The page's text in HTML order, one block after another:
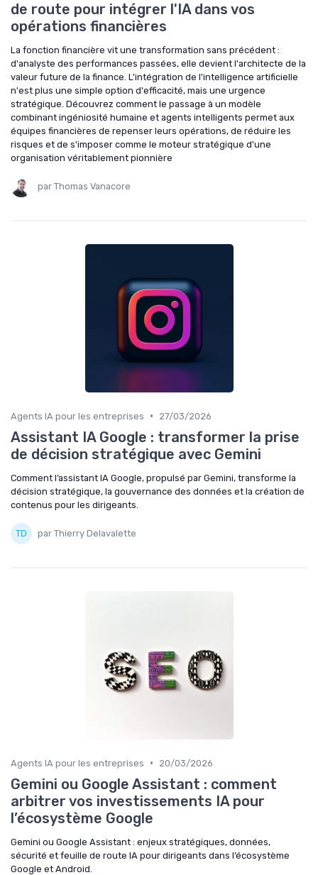
de route pour intégrer l'IA dans vos
opérations financières
La fonction financière vit une transformation sans précédent :
d'analyste des performances passées, elle devient l'architecte de la
valeur future de la finance. L'intégration de l'intelligence artificielle
n'est plus une simple option d'efficacité, mais une urgence
stratégique. Découvrez comment le passage à un modèle
combinant ingéniosité humaine et agents intelligents permet aux
équipes financières de repenser leurs opérations, de réduire les
risques et de s'imposer comme le moteur stratégique d'une
organisation véritablement pionnière
par Thomas Vanacore
Agents IA pour les entreprises • 27/03/2026
Assistant IA Google : transformer la prise
de décision stratégique avec Gemini
Comment l’assistant IA Google, propulsé par Gemini, transforme la
décision stratégique, la gouvernance des données et la création de
contenus pour les dirigeants.
par Thierry Delavalette
Agents IA pour les entreprises • 20/03/2026
Gemini ou Google Assistant : comment
arbitrer vos investissements IA pour
l’écosystème Google
Gemini ou Google Assistant : enjeux stratégiques, données,
sécurité et feuille de route IA pour dirigeants dans l’écosystème
Google et Android.